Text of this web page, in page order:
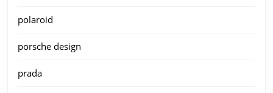
polaroid
porsche design
prada